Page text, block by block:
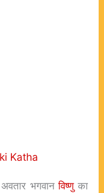
Katha
भगवान विष्णुका